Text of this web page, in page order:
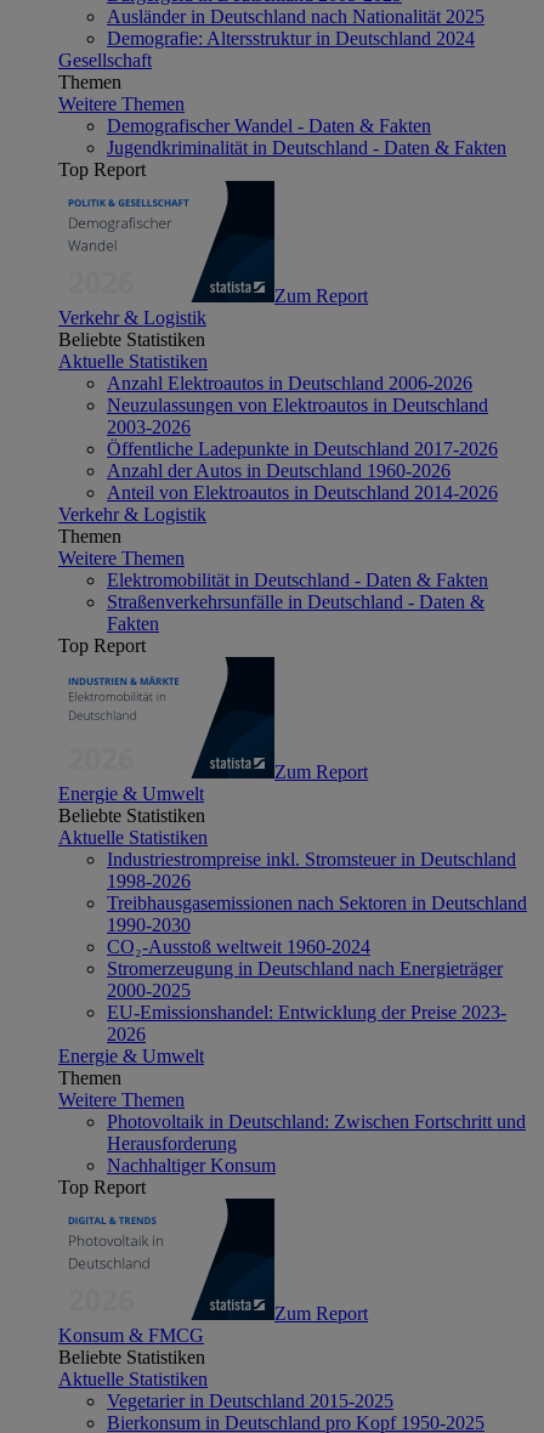
Ausländer in Deutschland nach Nationalität 2025
Demografie: Altersstruktur in Deutschland 2024
Gesellschaft
Themen
Weitere Themen
Demografischer Wandel - Daten & Fakten
Jugendkriminalität in Deutschland - Daten & Fakten
Top Report
Zum Report
Verkehr & Logistik
Beliebte Statistiken
Aktuelle Statistiken
Anzahl Elektroautos in Deutschland 2006-2026
Neuzulassungen von Elektroautos in Deutschland
2003-2026
Öffentliche Ladepunkte in Deutschland 2017-2026
Anzahl der Autos in Deutschland 1960-2026
Anteil von Elektroautos in Deutschland 2014-2026
Verkehr & Logistik
Themen
Weitere Themen
Elektromobilität in Deutschland - Daten & Fakten
Straßenverkehrsunfälle in Deutschland - Daten &
Fakten
Top Report
Zum Report
Energie & Umwelt
Beliebte Statistiken
Aktuelle Statistiken
Industriestrompreise inkl. Stromsteuer in Deutschland
1998-2026
Treibhausgasemissionen nach Sektoren in Deutschland
1990-2030
CO₂-Ausstoß weltweit 1960-2024
Stromerzeugung in Deutschland nach Energieträger
2000-2025
EU-Emissionshandel: Entwicklung der Preise 2023-
2026
Energie & Umwelt
Themen
Weitere Themen
Photovoltaik in Deutschland: Zwischen Fortschritt und
Herausforderung
Nachhaltiger Konsum
Top Report
Zum Report
Konsum & FMCG
Beliebte Statistiken
Aktuelle Statistiken
Vegetarier in Deutschland 2015-2025
Bierkonsum in Deutschland pro Kopf 1950-2025